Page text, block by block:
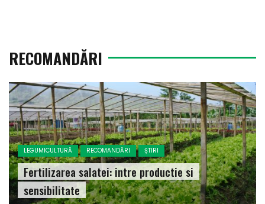
RECOMANDĂRI
LEGUMICULTURĂ RECOMANDĂRI ȘTIRI
Fertilizarea salatei: intre productie si
sensibilitate